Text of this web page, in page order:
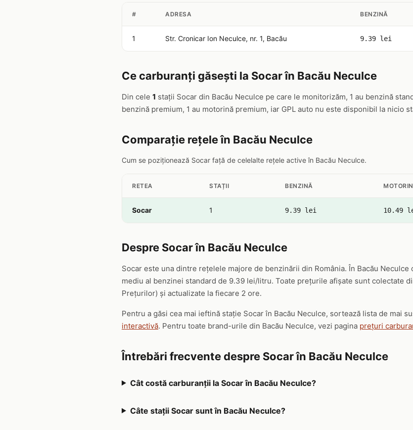
# ADRESA BENZINĂ
1 Str. Cronicar Ion Neculce, nr. 1, Bacău 9.39 lei
Ce carburanți găsești la Socar în Bacău Neculce
Din cele 1 stații Socar din Bacău Neculce pe care le monitorizăm, 1 au benzină
benzină premium, 1 au motorină premium, iar GPL auto nu este disponibil la nicio
Comparație rețele în Bacău Neculce
Cum se poziționează Socar față de celelalte rețele active în Bacău Neculce.
RETEA STAȚII BENZINĂ
Socar 1 9.39 lei 10.49
Despre Socar în Bacău Neculce
Socar este una dintre rețelele majore de benzinării din România. În Bacău Neculce
mediu al benzinei standard de 9.39 lei/litru. Toate prețurile afișate sunt colectate
Prețurilor) și actualizate la fiecare 2 ore.
Pentru a găsi cea mai ieftină stație Socar în Bacău Neculce, sortează lista de mai
interactivă. Pentru toate brand-urile din Bacău Neculce, vezi pagina prețuri
Întrebări frecvente despre Socar în Bacău Neculce
Cât costă carburanții la Socar în Bacău Neculce?
Câte stații Socar sunt în Bacău Neculce?